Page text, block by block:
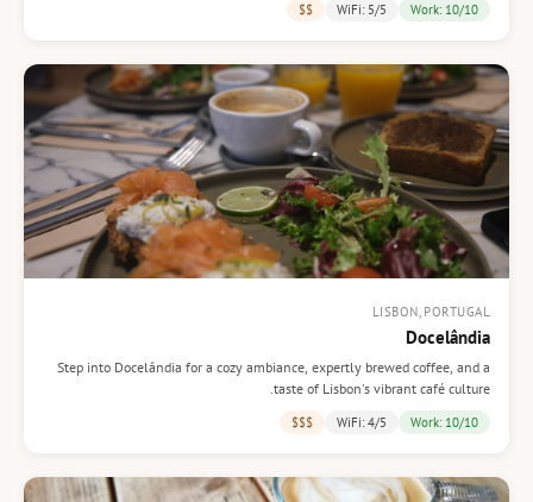
Work: 10/10
WiFi: 5/5
$$
LISBON, PORTUGAL
Docelândia
Step into Docelândia for a cozy ambiance, expertly brewed coffee, and a
taste of Lisbon's vibrant café culture.
Work: 10/10
WiFi: 4/5
$$$